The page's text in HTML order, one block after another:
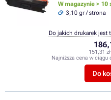
W magazynie > 10
3,10 gr / strona
151,31
Najniższa cena w ciągu
Do
Do jakich drukarek